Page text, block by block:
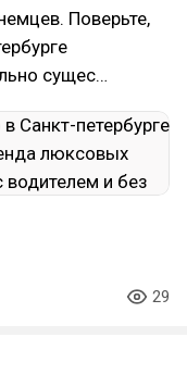
Поверьте,
сущес…
29